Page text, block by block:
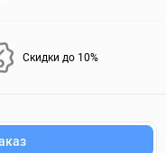
Скидки до 10%